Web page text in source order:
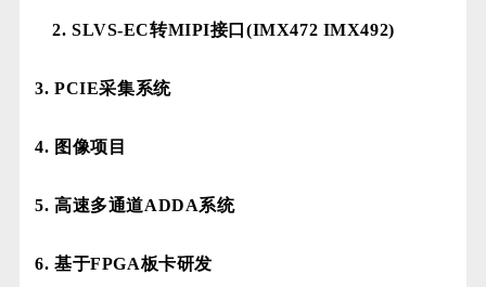
2. SLVS-EC转MIPI接口(IMX472 IMX492)
3. PCIE采集系统
4. 图像项目
5. 高速多通道ADDA系统
6. 基于FPGA板卡研发